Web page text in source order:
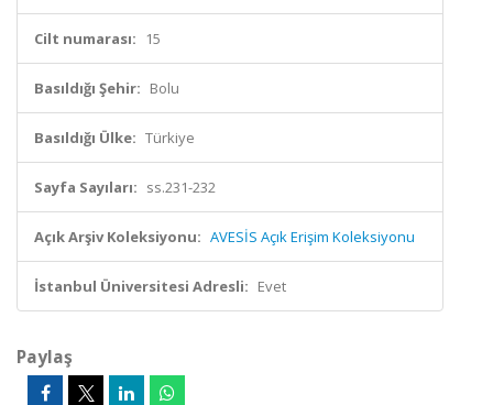
Cilt numarası: 15
Basıldığı Şehir: Bolu
Basıldığı Ülke: Türkiye
Sayfa Sayıları: ss.231-232
Açık Arşiv Koleksiyonu: AVESİS Açık Erişim Koleksiyonu
İstanbul Üniversitesi Adresli: Evet
Paylaş